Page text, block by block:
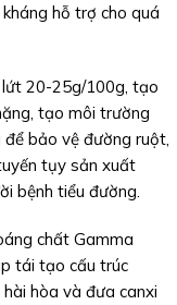
hỗ trợ cho quá
20-25g/100g, tạo
tạo môi trường
để bảo vệ đường ruột,
tụy sản xuất
bệnh tiểu đường.
chất Gamma
tái tạo cấu trúc
hòa và đưa canxi